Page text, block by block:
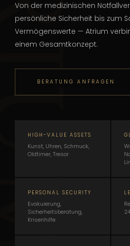
Von der medizinischen
persönliche Sicherheit bis zum
Vermögenswerte — Atrium
einem Gesamtkonzept.
BERATUNG ANFRAGEN
HIGH-VALUE ASSETS
Kunst, Uhren, Schmuck,
Oldtimer, Tresor
PERSONAL SECURITY
Evakuierung,
Sicherheitsberatung,
Krisenhilfe